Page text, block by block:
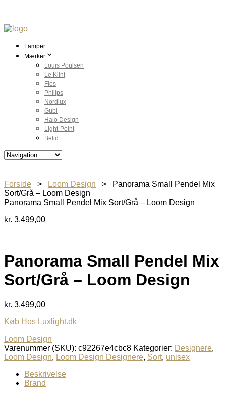
Lamper
Mærker
Louis Poulsen
Le Klint
Flos
Philips
Nordlux
Gubi
Halo Design
Light-Point
Belid
Forside > Loom Design > Panorama Small Pendel Mix
Sort/Grå – Loom Design
Panorama Small Pendel Mix Sort/Grå – Loom Design
kr. 3.499,00
Panorama Small Pendel Mix
Sort/Grå – Loom Design
kr. 3.499,00
Køb Hos Luxlight.dk
Loom Design
Varenummer (SKU): c92267e4cbc8 Kategorier: Designere,
Loom Design, Loom Design Designere, Sort, unisex
Beskrivelse
Brand